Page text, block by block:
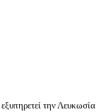
εξυπηρετεί την Λευκωσία